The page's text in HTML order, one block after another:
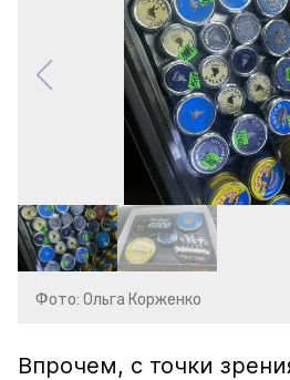
Фото: Ольга Корженко
Впрочем, с точки